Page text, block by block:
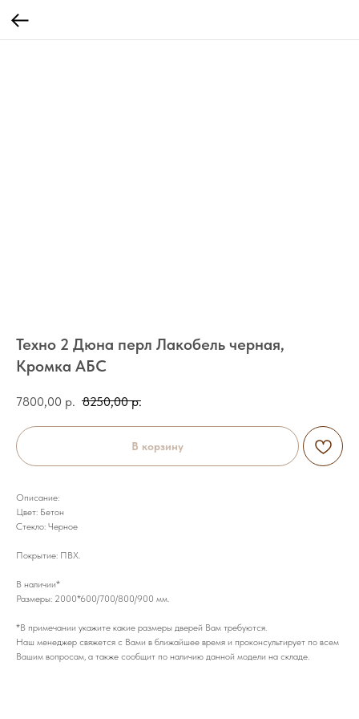
Техно 2 Дюна перл Лакобель черная,
Кромка АБС
7800,00 р. 8250,00 р.
В корзину
Описание:
Цвет: Бетон
Стекло: Черное
Покрытие: ПВХ.
В наличии*
Размеры: 2000*600/700/800/900 мм.
*В примечании укажите какие размеры дверей Вам требуются.
Наш менеджер свяжется с Вами в ближайшее время и проконсультирует по всем
Вашим вопросам, а также сообщит по наличию данной модели на складе.